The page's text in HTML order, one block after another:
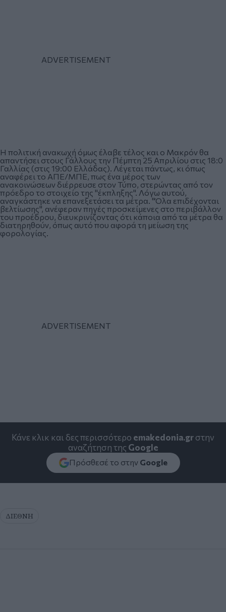
Η πολιτική ανακωχή όμως έλαβε τέλος και ο Μακρόν θα
απαντήσει στους Γάλλους την Πέμπτη 25 Απριλίου στις 18:0
Γαλλίας (στις 19:00 Ελλάδας). Λέγεται πάντως, κι όπως
αναφέρει το ΑΠΕ/ΜΠΕ, πως ένα μέρος των
ανακοινώσεων διέρρευσε στον Τύπο, στερώντας από τον
πρόεδρο το στοιχείο της "έκπληξης". Λόγω αυτού,
αναγκάστηκε να επανεξετάσει τα μέτρα. "Όλα επιδέχονται
βελτίωσης", ανέφεραν πηγές προσκείμενες στο περιβάλλον
του προέδρου, διευκρινίζοντας ότι κάποια από τα μέτρα θα
διατηρηθούν, όπως αυτό που αφορά τη μείωση της
φορολογίας.
Κάνε κλικ και δες περισσότερο emakedonia.grστην
αναζήτηση της Google
Πρόσθεσέ το στην Google
ΔΙΕΘΝΗ